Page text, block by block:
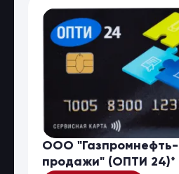
ООО "Газпромнефть-
продажи" (ОПТИ 24)*